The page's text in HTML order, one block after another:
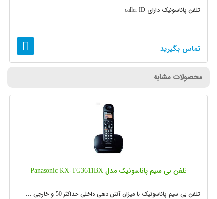
تلفن پاناسونیک دارای caller ID
تماس بگیرید
محصولات مشابه
تلفن بی سیم پاناسونیک مدل Panasonic KX-TG3611BX
تلفن بی سیم پاناسونیک با میزان آنتن دهی داخلی حداکثر 50 و خارجی ...